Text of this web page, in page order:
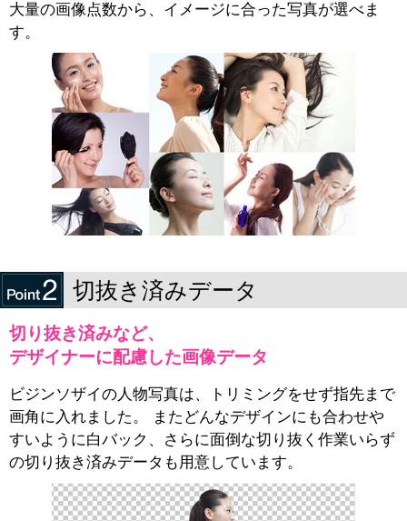
大量の画像点数から、イメージに合った写真が選べま
す。
切抜き済みデータ
切り抜き済みなど、
デザイナーに配慮した画像データ
ビジンソザイの人物写真は、トリミングをせず指先まで
画角に入れました。 またどんなデザインにも合わせや
すいように白バック、さらに面倒な切り抜く作業いらず
の切り抜き済みデータも用意しています。